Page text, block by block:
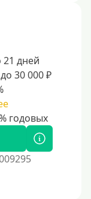
21 дней
30 000 ₽